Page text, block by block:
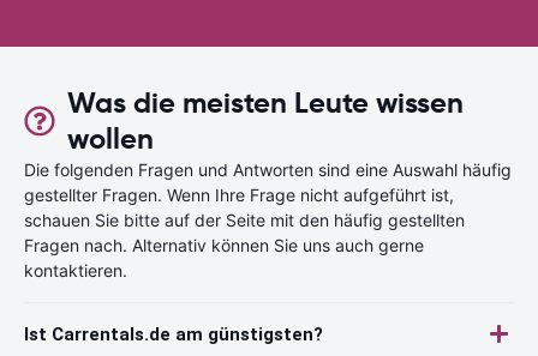
Was die meisten Leute wissen
wollen
Die folgenden Fragen und Antworten sind eine Auswahl häufig
gestellter Fragen. Wenn Ihre Frage nicht aufgeführt ist,
schauen Sie bitte auf der Seite mit den häufig gestellten
Fragen nach. Alternativ können Sie uns auch gerne
kontaktieren.
Ist Carrentals.de am günstigsten?